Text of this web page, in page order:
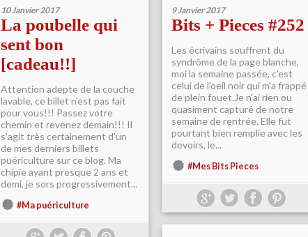
10 Janvier 2017
La poubelle qui
sent bon
[cadeau!!]
Attention adepte de la couche
lavable, ce billet n'est pas fait
pour vous!!! Passez votre
chemin et revenez demain!!! Il
s'agit très certainement d'un
de mes derniers billets
puériculture sur ce blog. Ma
chipie ayant presque 2 ans et
demi, je sors progressivement...
#Ma puériculture
9 Janvier 2017
Bits + Pieces #252
Les écrivains souffrent du
syndrôme de la page blanche,
moi la semaine passée, c'est
celui de l'oeil noir qui m'a frappé
de plein fouet.Je n'ai rien ou
quasiment capturé de notre
semaine de rentrée. Elle fut
pourtant bien remplie avec les
devoirs, le...
#Mes Bits Pieces